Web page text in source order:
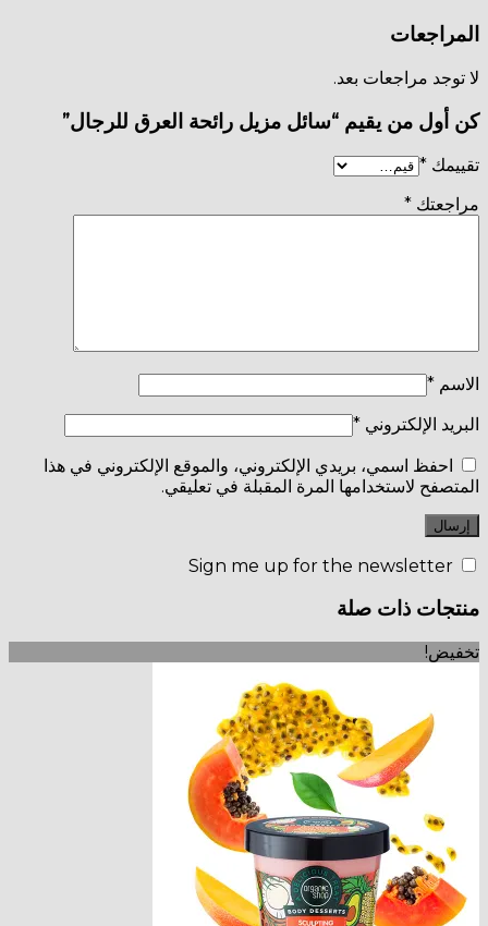
المراجعات
لا توجد مراجعات بعد.
كن أول من يقيم “سائل مزيل رائحة العرق للرجال”
تقييمك *
مراجعتك *
الاسم *
البريد الإلكتروني *
احفظ اسمي، بريدي الإلكتروني، والموقع الإلكتروني في هذا
المتصفح لاستخدامها المرة المقبلة في تعليقي.
منتجات ذات صلة
تخفيض!